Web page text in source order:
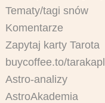
Tematy/tagi snów
Komentarze
Zapytaj karty Tarota
buycoffee.to/tarakapl
Astro-analizy
AstroAkademia